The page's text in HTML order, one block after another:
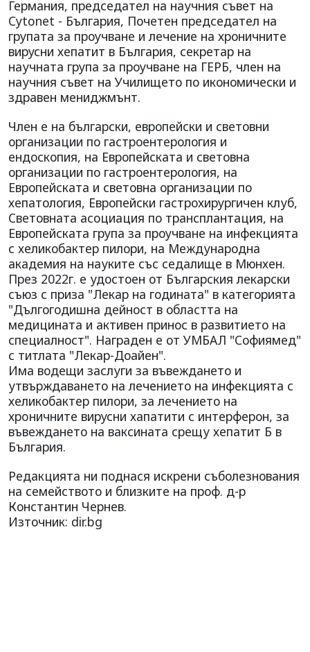
Германия, председател на научния съвет на
Cytonet - България, Почетен председател на
групата за проучване и лечение на хроничните
вирусни хепатит в България, секретар на
научната група за проучване на ГЕРБ, член на
научния съвет на Училището по икономически и
здравен мениджмънт.
Член е на български, европейски и световни
организации по гастроентерология и
ендоскопия, на Европейската и световна
организации по гастроентерология, на
Европейската и световна организации по
хепатология, Европейски гастрохирургичен клуб,
Световната асоциация по трансплантация, на
Европейската група за проучване на инфекцията
с хеликобактер пилори, на Международна
академия на науките със седалище в Мюнхен.
През 2022г. е удостоен от Българския лекарски
съюз с приза "Лекар на годината" в категорията
"Дългогодишна дейност в областта на
медицината и активен принос в развитието на
специалност". Награден е от УМБАЛ "Софиямед"
с титлата "Лекар-Доайен".
Има водещи заслуги за въвеждането и
утвърждаването на лечението на инфекцията с
хеликобактер пилори, за лечението на
хрoничните вирусни хапатити с интерферон, за
въвеждането на ваксината срещу хепатит Б в
България.
Редакцията ни поднася искрени съболезнования
на семейството и близките на проф. д-р
Константин Чернев.
Източник: dir.bg